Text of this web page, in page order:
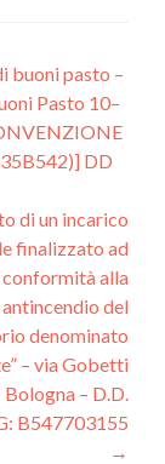
buoni pasto –
Pasto 10–
DD
di un incarico
finalizzato ad
alla
del
denominato
– via Gobetti
Bologna – D.D.
B547703155
→